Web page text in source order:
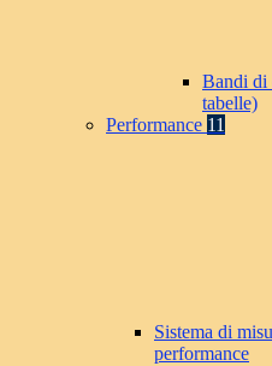
Bandi di
tabelle)
Performance 11
Sistema di
performance